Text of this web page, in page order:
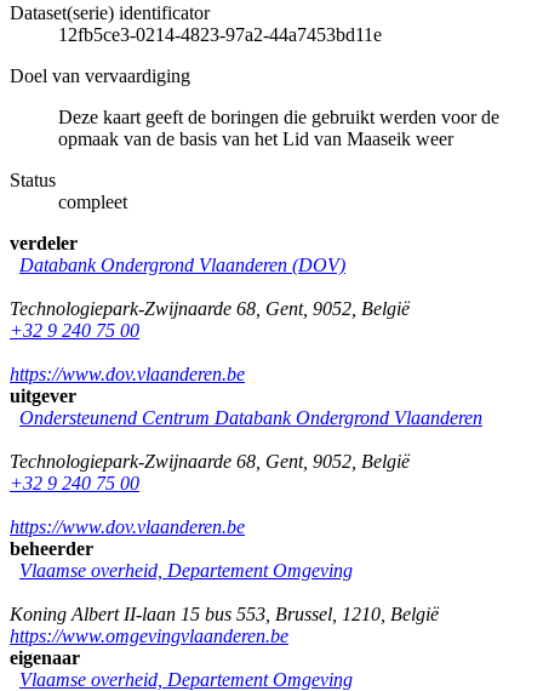
Dataset(serie) identificator
12fb5ce3-0214-4823-97a2-44a7453bd11e
Doel van vervaardiging
Deze kaart geeft de boringen die gebruikt werden voor de
opmaak van de basis van het Lid van Maaseik weer
Status
compleet
verdeler
Databank Ondergrond Vlaanderen (DOV)
Technologiepark-Zwijnaarde 68 Gent, 9052 België
+32 9 240 75 00
https://www.dov.vlaanderen.be
uitgever
Ondersteunend Centrum Databank Ondergrond Vlaanderen
Technologiepark-Zwijnaarde 68 Gent, 9052 België
+32 9 240 75 00
https://www.dov.vlaanderen.be
beheerder
Vlaamse overheid, Departement Omgeving
Koning Albert II-laan 15 bus 553 Brussel 1210 België
https://www.omgevingvlaanderen.be
eigenaar
Vlaamse overheid, Departement Omgeving